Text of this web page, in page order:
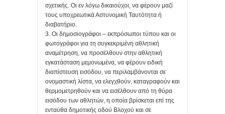
σχετικής. Οι εν λόγω δικαιούχοι, να φέρουν μαζί
τους υποχρεωτικά Αστυνομική Ταυτότητα ή
διαβατήριο.
3. Οι δημοσιογράφοι – εκπρόσωποι τύπου και οι
φωτογράφοι για τη συγκεκριμένη αθλητική
αναμέτρηση, να προσέλθουν στην αθλητική
εγκατάσταση μεμονωμένα, να φέρουν ειδική
διαπίστευση εισόδου, να περιλαμβάνονται σε
ονομαστική λίστα, να ελεγχθούν, καταγραφούν και
θερμομετρηθούν και να εισέλθουν από τη θύρα
εισόδου των αθλητών, η οποία βρίσκεται επί της
ενταύθα δημοτικής οδού Βλοχού και σε